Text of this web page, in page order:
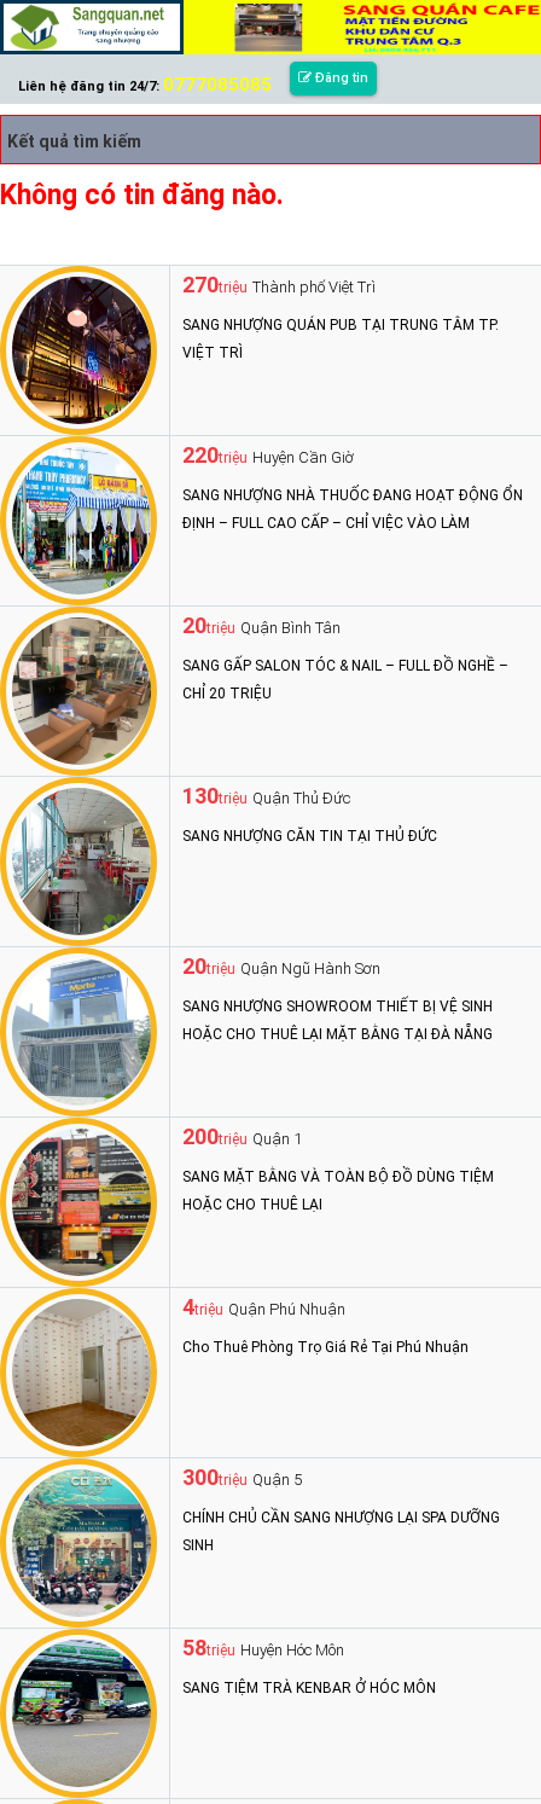
Liên hệ đăng tin 24/7: 0777085085 Đăng tin
Kết quả tìm kiếm
Không có tin đăng nào.
270triệu Thành phố Việt Trì
SANG NHƯỢNG QUÁN PUB TẠI TRUNG TÂM TP.
VIỆT TRÌ
220triệu Huyện Cần Giờ
SANG NHƯỢNG NHÀ THUỐC ĐANG HOẠT ĐỘNG ỔN
ĐỊNH – FULL CAO CẤP – CHỈ VIỆC VÀO LÀM
20triệu Quận Bình Tân
SANG GẤP SALON TÓC & NAIL – FULL ĐỒ NGHỀ –
CHỈ 20 TRIỆU
130triệu Quận Thủ Đức
SANG NHƯỢNG CĂN TIN TẠI THỦ ĐỨC
20triệu Quận Ngũ Hành Sơn
SANG NHƯỢNG SHOWROOM THIẾT BỊ VỆ SINH
HOẶC CHO THUÊ LẠI MẶT BẰNG TẠI ĐÀ NẴNG
200triệu Quận 1
SANG MẶT BẰNG VÀ TOÀN BỘ ĐỒ DÙNG TIỆM
HOẶC CHO THUÊ LẠI
4triệu Quận Phú Nhuận
Cho Thuê Phòng Trọ Giá Rẻ Tại Phú Nhuận
300triệu Quận 5
CHÍNH CHỦ CẦN SANG NHƯỢNG LẠI SPA DƯỠNG
SINH
58triệu Huyện Hóc Môn
SANG TIỆM TRÀ KENBAR Ở HÓC MÔN